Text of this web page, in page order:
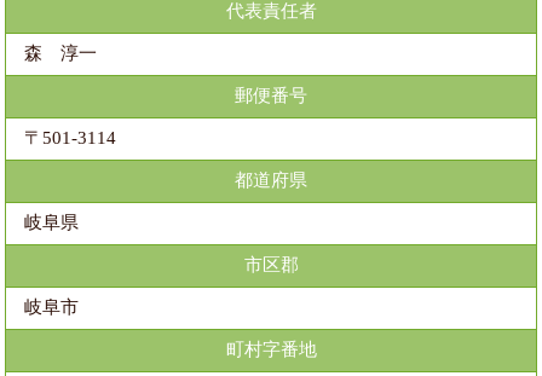
代表責任者
森 淳一
郵便番号
〒501-3114
都道府県
岐阜県
市区郡
岐阜市
町村字番地